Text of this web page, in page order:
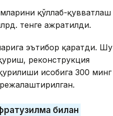
қўллаб-қувватлаш
тенге ажратилди.
эътибор қаратди. Шу
реконструкция
ҳисобига 300 минг
билан